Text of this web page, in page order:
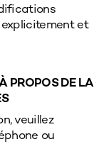
et
PROPOS DE LA
veuillez
ou